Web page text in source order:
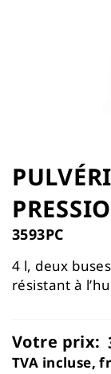
to
the
beginning
of
the
images
gallery
3593PC
4 l, deux
résistant à
Votre prix:
TVA incluse,